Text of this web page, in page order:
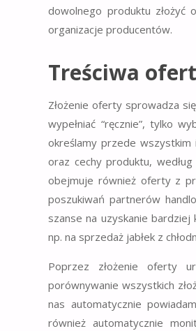
dowolnego produktu złożyć
organizacje producentów.
Treściwa
Złożenie oferty sprowadza
wypełniać “ręcznie”, tylko
określamy przede
oraz cechy produktu,
obejmuje również oferty z
poszukiwań partnerów
szanse na uzyskanie
np. na sprzedaż jabłek z
Poprzez złożenie oferty
porównywanie wszystkich
nas automatycznie
również automatycznie